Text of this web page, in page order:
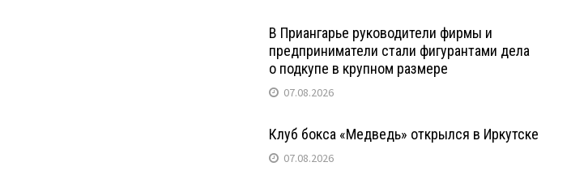
В Приангарье руководители фирмы и
предприниматели стали фигурантами дела
о подкупе в крупном размере
07.08.2026
Клуб бокса «Медведь» открылся в Иркутске
07.08.2026